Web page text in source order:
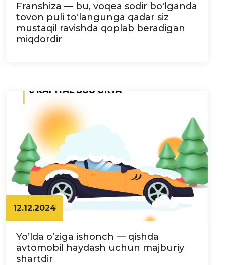
Franshiza — bu, voqea sodir bo'lganda
tovon puli to‘langunga qadar siz
mustaqil ravishda qoplab beradigan
miqdordir
12.12.2024
Yo’lda o’ziga ishonch — qishda
avtomobil haydash uchun majburiy
shartdir